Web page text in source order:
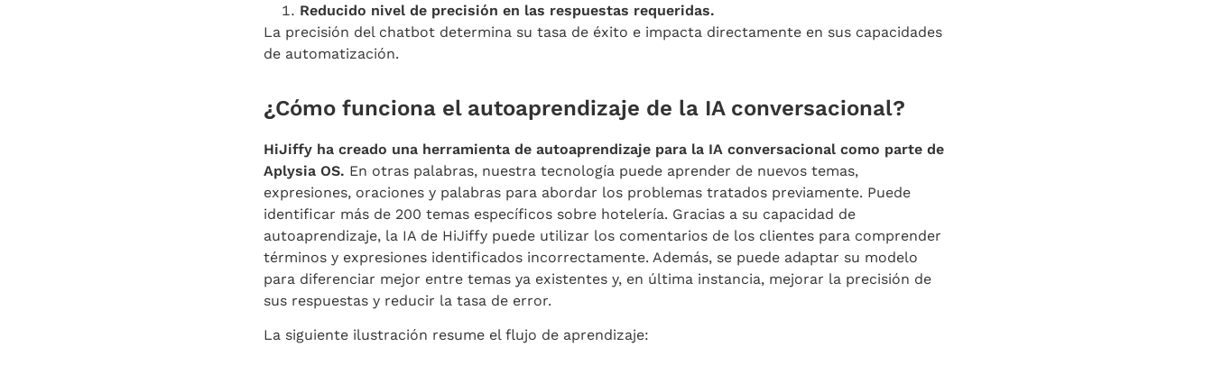
Reducido nivel de precisión en las respuestas requeridas.
La precisión del chatbot determina su tasa de éxito e impacta directamente en sus capacidades
de automatización.
¿Cómo funciona el autoaprendizaje de la IA conversacional?
HiJiffy ha creado una herramienta de autoaprendizaje para la IA conversacional como parte de
Aplysia OS. En otras palabras, nuestra tecnología puede aprender de nuevos temas,
expresiones, oraciones y palabras para abordar los problemas tratados previamente. Puede
identificar más de 200 temas específicos sobre hotelería. Gracias a su capacidad de
autoaprendizaje, la IA de HiJiffy puede utilizar los comentarios de los clientes para comprender
términos y expresiones identificados incorrectamente. Además, se puede adaptar su modelo
para diferenciar mejor entre temas ya existentes y, en última instancia, mejorar la precisión de
sus respuestas y reducir la tasa de error.
La siguiente ilustración resume el flujo de aprendizaje: